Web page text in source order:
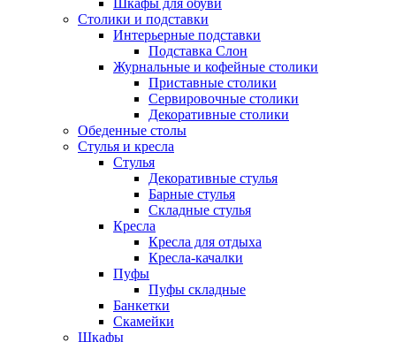
Шкафы для обуви
Столики и подставки
Интерьерные подставки
Подставка Слон
Журнальные и кофейные столики
Приставные столики
Сервировочные столики
Декоративные столики
Обеденные столы
Стулья и кресла
Стулья
Декоративные стулья
Барные стулья
Складные стулья
Кресла
Кресла для отдыха
Кресла-качалки
Пуфы
Пуфы складные
Банкетки
Скамейки
Шкафы